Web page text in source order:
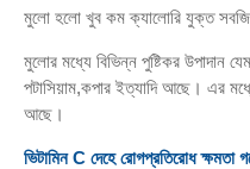
মুলো হলো খুব কম ক্যালোরি যুক্ত
মুলোর মধ্যে বিভিন্ন পুষ্টিকর উপাদান
পটাসিয়াম,কপার ইত্যাদি আছে। এর মধ্যে
আছে।
ভিটামিনC দেহে রোগপ্রতিরোধ ক্ষমতা